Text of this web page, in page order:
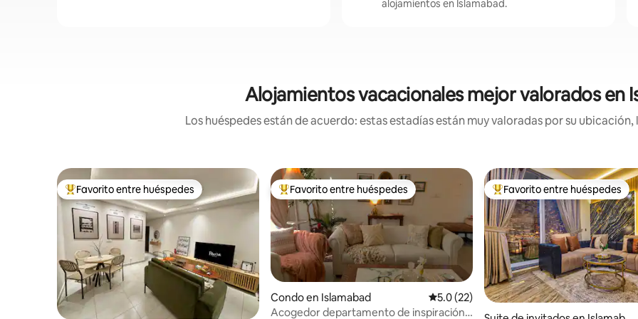
alojamientos en Islamabad.
Alojamientos vacacionales mejor valorados en
Los huéspedes están de acuerdo: estas estadías están muy valoradas por su
Favorito entre huéspedes preferido
Favorito entre huéspedes Favorito entre huéspedes preferido
Favorito entre huéspedes
Condo en Islamabad Calificación promedio: 5.0 de 5, 22 reseñas
5.0 (22)
Acogedor departamento de inspiración
Favorito entre huéspedes
Favorito entre huéspedes